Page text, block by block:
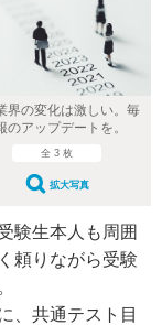
界の変化は激しい。毎
のアップデートを。
全 3 枚
拡大写真
験生本人も周囲
頼りながら受験
、共通テスト目